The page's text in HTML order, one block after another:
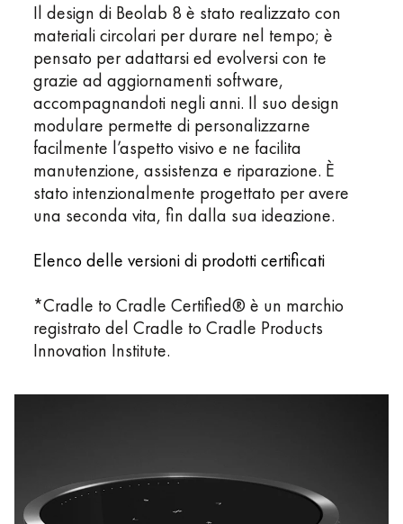
Il design di Beolab 8 è stato realizzato con
materiali circolari per durare nel tempo; è
pensato per adattarsi ed evolversi con te
grazie ad aggiornamenti software,
accompagnandoti negli anni. Il suo design
modulare permette di personalizzarne
facilmente l’aspetto visivo e ne facilita
manutenzione, assistenza e riparazione. È
stato intenzionalmente progettato per avere
una seconda vita, fin dalla sua ideazione.
Elenco delle versioni di prodotti certificati
*Cradle to Cradle Certified® è un marchio
registrato del Cradle to Cradle Products
Innovation Institute.